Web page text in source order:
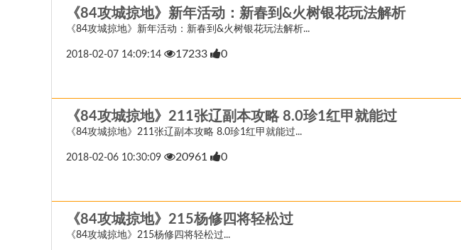
《84攻城掠地》新年活动：新春到&火树银花玩法解析
《84攻城掠地》新年活动：新春到&火树银花玩法解析...
2018-02-07 14:09:14 17233 0
《84攻城掠地》211张辽副本攻略 8.0珍1红甲就能过
《84攻城掠地》211张辽副本攻略 8.0珍1红甲就能过...
2018-02-06 10:30:09 20961 0
《84攻城掠地》215杨修四将轻松过
《84攻城掠地》215杨修四将轻松过...